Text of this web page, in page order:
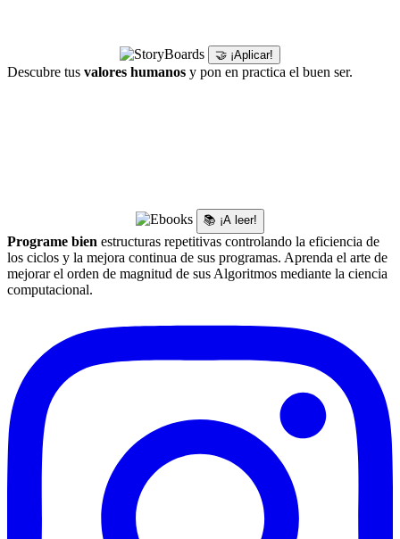
🤝 ¡Aplicar!
Descubre tus valores humanos y pon en practica el buen ser.
📚 ¡A leer!
Programe bien estructuras repetitivas controlando la eficiencia de
los ciclos y la mejora continua de sus programas. Aprenda el arte de
mejorar el orden de magnitud de sus Algoritmos mediante la ciencia
computacional.